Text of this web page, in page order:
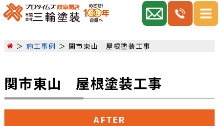
施工事例 関市東山 屋根塗装工事
関市東山 屋根塗装工事
AFTER